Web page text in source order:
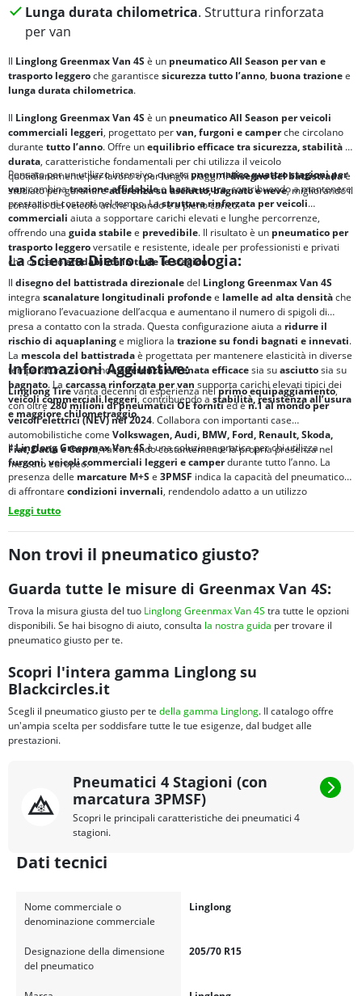
Lunga durata chilometrica. Struttura rinforzata
per van
Il Linglong Greenmax Van 4S è un pneumatico All Season per van e
trasporto leggeroche garantisce sicurezza tutto l’anno, buona trazionee
lunga durata chilometrica.
Il Linglong Greenmax Van 4S è un pneumatico All Season per veicoli
commerciali leggeri, progettato pervan, furgoni e camperche circolano
durante tutto l’anno. Offre unequilibrio efficace trasicurezza, stabilità e
durata, caratteristiche fondamentali per chi utilizza il veicolo
quotidianamente per lavoro o per lunghi viaggi. Ildisegno del battistradaè
studiato per garantireaderenza su asciutto, bagnato e neve, migliorando il
controllo del veicolo anche quando è a pieno carico.
Pensato per un utilizzo intensivo, questo pneumatico quattro stagioni per
vancombinatrazione affidabilee bassa usura, contribuendo a mantenere
prestazioni costanti nel tempo. Lastruttura rinforzata per veicoli
commerciali aiuta a sopportare carichi elevati e lunghe percorrenze,
offrendo una guida stabilee prevedibile. Il risultato è un pneumatico per
trasporto leggeroversatile e resistente, ideale per professionisti e privati
che cercanoaffidabilità in tutte le stagioni.
La Scienza Dietro La Tecnologia:
Il disegno del battistrada direzionaledel Linglong Greenmax Van 4S
integra scanalature longitudinali profondee lamelle ad alta densitàche
migliorano l’evacuazione dell’acqua e aumentano il numero di spigoli di
presa a contatto con la strada. Questa configurazione aiuta a ridurre il
rischio di aquaplaninge migliora la trazione su fondi bagnati e innevati.
La mescola del battistradaè progettata per mantenere elasticità in diverse
temperature, favorendoaderenza e frenata efficacesia suasciuttosia su
bagnato. La carcassa rinforzata per van supporta carichi elevati tipici dei
veicoli commerciali leggeri, contribuendo astabilità, resistenza all’usura
e maggiore chilometraggio.
Informazioni Aggiuntive:
Linglong Tirevanta decenni di esperienza nelprimo equipaggiamento,
con oltre280 milioni di pneumatici OE fornitied èn.1 al mondo per
veicoli elettrici (NEV) nel 2024. Collabora con importanti case
automobilistiche come Volkswagen, Audi, BMW, Ford, Renault, Skoda,
Fiat, Dacia e Cupra, rafforzando costantemente la propria presenza nel
mercato europeo.
IlLinglong Greenmax Van 4Sè una soluzione pratica per chi utilizza
furgoni, veicoli commerciali leggeri e camperdurante tutto l’anno. La
presenza delle marcature M+S e 3PMSF indica la capacità del pneumatico
di affrontare condizioni invernali, rendendolo adatto a un utilizzo
quotidiano su diversi tipi di strada, dai percorsi urbani alle tratte
extraurbane.
Leggi tutto
Non trovi il pneumatico giusto?
Guarda tutte le misure di Greenmax Van 4S:
Trova la misura giusta del tuo Linglong Greenmax Van 4S tra tutte le opzioni
disponibili. Se hai bisogno di aiuto, consulta la nostra guida per trovare il
pneumatico giusto per te.
Scopri l'intera gamma Linglong su
Blackcircles.it
Scegli il pneumatico giusto per te della gamma Linglong. Il catalogo offre
un'ampia scelta per soddisfare tutte le tue esigenze, dal budget alle
prestazioni.
Pneumatici 4 Stagioni (con
marcatura 3PMSF)
Scopri le principali caratteristiche dei pneumatici 4
stagioni.
Dati tecnici
Nome commerciale o
denominazione commerciale
Linglong
Designazione della dimensione
del pneumatico
205/70 R15